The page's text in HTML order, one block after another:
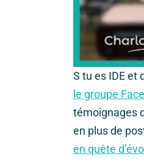
S tu es IDE et
le groupe
témoignages
en plus de
en quête